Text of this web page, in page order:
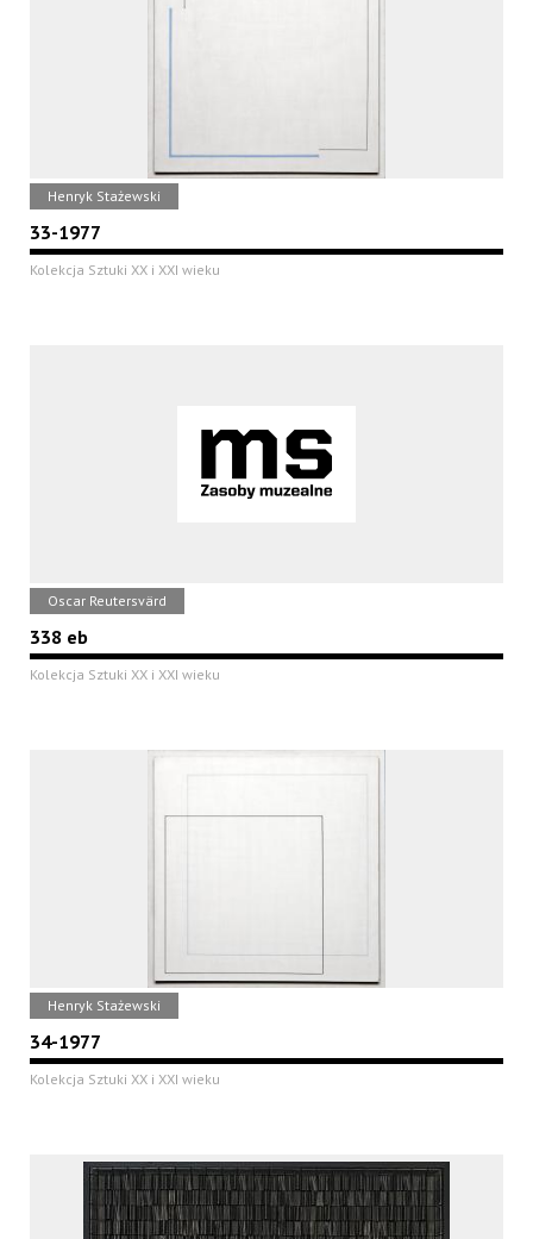
Henryk Stażewski
33-1977
Kolekcja Sztuki XX i XXI wieku
Oscar Reutersvärd
338 eb
Kolekcja Sztuki XX i XXI wieku
Henryk Stażewski
34-1977
Kolekcja Sztuki XX i XXI wieku